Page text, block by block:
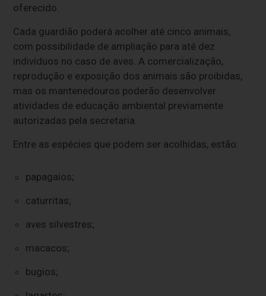
oferecido.
Cada guardião poderá acolher até cinco animais,
com possibilidade de ampliação para até dez
indivíduos no caso de aves. A comercialização,
reprodução e exposição dos animais são proibidas,
mas os mantenedouros poderão desenvolver
atividades de educação ambiental previamente
autorizadas pela secretaria.
Entre as espécies que podem ser acolhidas, estão:
papagaios;
caturritas;
aves silvestres;
macacos;
bugios;